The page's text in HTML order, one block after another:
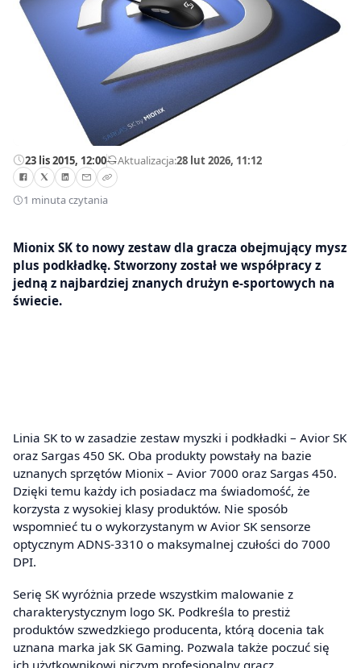
23 lis 2015, 12:00—Aktualizacja:28 lut 2026, 11:12
1 minuta czytania
Mionix SK to nowy zestaw dla gracza obejmujący mysz
plus podkładkę. Stworzony został we współpracy z
jedną z najbardziej znanych drużyn e-sportowych na
świecie.
Linia SK to w zasadzie zestaw myszki i podkładki – Avior SK
oraz Sargas 450 SK. Oba produkty powstały na bazie
uznanych sprzętów Mionix – Avior 7000 oraz Sargas 450.
Dzięki temu każdy ich posiadacz ma świadomość, że
korzysta z wysokiej klasy produktów. Nie sposób
wspomnieć tu o wykorzystanym w Avior SK sensorze
optycznym ADNS-3310 o maksymalnej czułości do 7000
DPI.
Serię SK wyróżnia przede wszystkim malowanie z
charakterystycznym logo SK. Podkreśla to prestiż
produktów szwedzkiego producenta, którą docenia tak
uznana marka jak SK Gaming. Pozwala także poczuć się
ich użytkownikowi niczym profesjonalny gracz.